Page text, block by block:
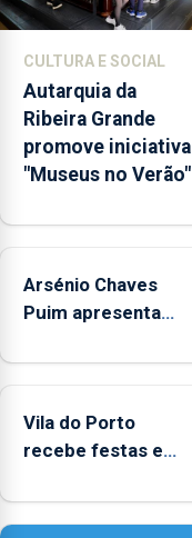
núcleos
integrados
na
Rede
Municipal
de
aos
durante
o
de
entre
as
e
as
CULTURA E SOCIAL
Autarquia da
Ribeira Grande
promove iniciativa
"Museus no Verão"
Arsénio Chaves
Puim apresenta
de Vila do Porto
Vila do Porto
recebe festas em
Senhora da